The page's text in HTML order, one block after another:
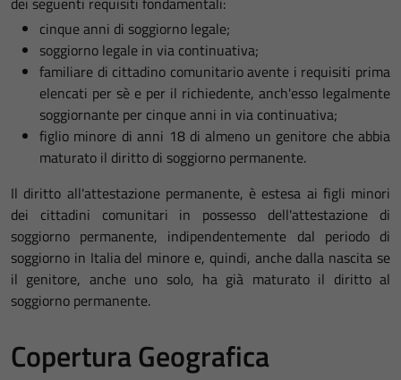
cinque anni di soggiorno legale;
soggiorno legale in via continuativa;
familiare di cittadino comunitario avente i requisiti prima
elencati per sè e per il richiedente, anch'esso legalmente
soggiornante per cinque anni in via continuativa;
figlio minore di anni 18 di almeno un genitore che abbia
maturato il diritto di soggiorno permanente.
Il diritto all'attestazione permanente, è estesa ai figli minori
dei cittadini comunitari in possesso dell'attestazione di
soggiorno permanente, indipendentemente dal periodo di
soggiorno in Italia del minore e, quindi, anche dalla nascita se
il genitore, anche uno solo, ha già maturato il diritto al
soggiorno permanente.
Copertura Geografica